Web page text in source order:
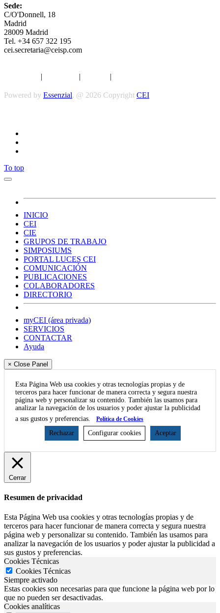
Sede:
C/O'Donnell, 18
Madrid
28009 Madrid
Tel. +34 657 322 195
cei.secretaria@ceisp.com
| | |
Powered by Essenzial. @ 2026 Copyright CEI
To top
INICIO
CEI
CIE
GRUPOS DE TRABAJO
SIMPOSIUMS
PORTAL LUCES CEI
COMUNICACIÓN
PUBLICACIONES
COLABORADORES
DIRECTORIO
myCEI (área privada)
SERVICIOS
CONTACTAR
Ayuda
× Close Panel
Esta Página Web usa cookies y otras tecnologías propias y de
terceros para hacer funcionar de manera correcta y segura nuestra
página web y personalizar su contenido. También las usamos para
analizar la navegación de los usuarios y poder ajustar la publicidad
a sus gustos y preferencias.
Política de Cookies
Rechazar Configurar cookies Aceptar
Cerrar
Resumen de privacidad
Esta Página Web usa cookies y otras tecnologías propias y de
terceros para hacer funcionar de manera correcta y segura nuestra
página web y personalizar su contenido. También las usamos para
analizar la navegación de los usuarios y poder ajustar la publicidad a
sus gustos y preferencias.
Cookies Técnicas
Cookies Técnicas
Siempre activado
Estas cookies son necesarias para que funcione la página web por lo
que no pueden ser desactivadas.
Cookies analíticas